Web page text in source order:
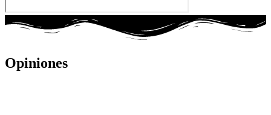
Opiniones